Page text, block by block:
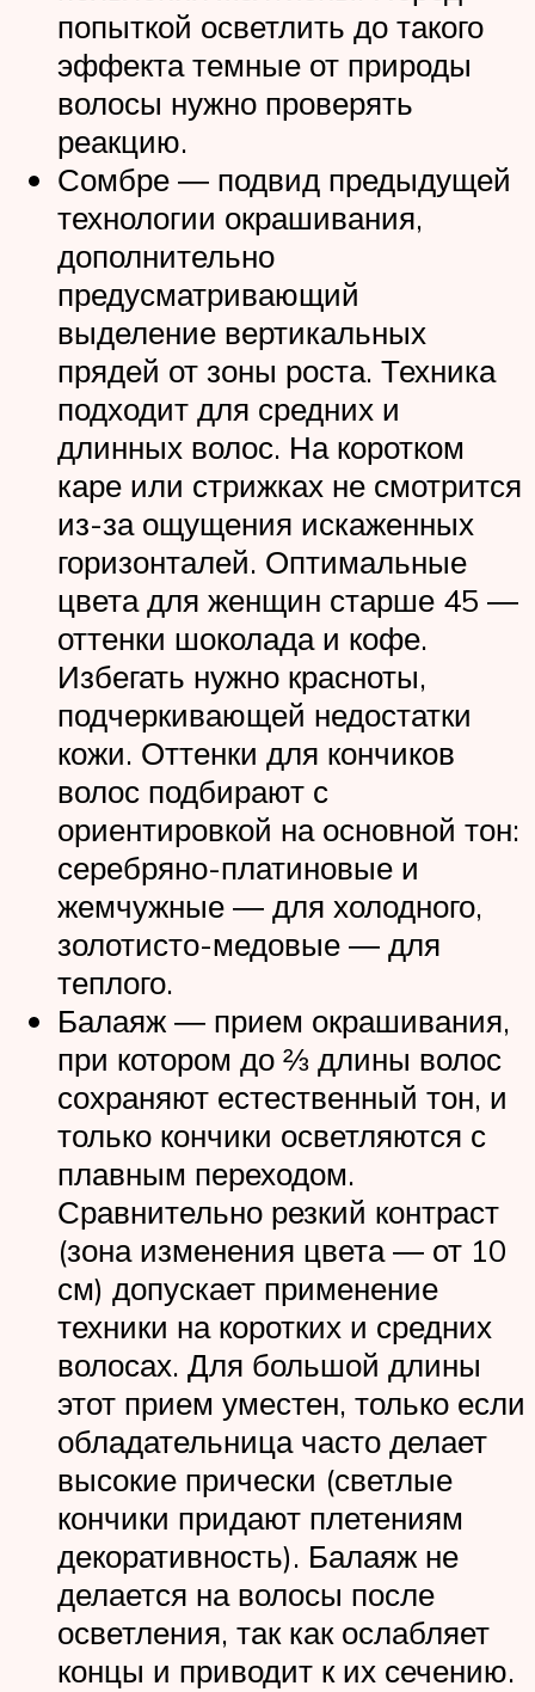
попыткой осветлить до такого
эффекта темные от природы
волосы нужно проверять
реакцию.
Сомбре ― подвид предыдущей
технологии окрашивания,
дополнительно
предусматривающий
выделение вертикальных
прядей от зоны роста. Техника
подходит для средних и
длинных волос. На коротком
каре или стрижках не смотрится
из-за ощущения искаженных
горизонталей. Оптимальные
цвета для женщин старше 45 ―
оттенки шоколада и кофе.
Избегать нужно красноты,
подчеркивающей недостатки
кожи. Оттенки для кончиков
волос подбирают с
ориентировкой на основной тон:
серебряно-платиновые и
жемчужные ― для холодного,
золотисто-медовые ― для
теплого.
Балаяж ― прием окрашивания,
при котором до ⅔ длины волос
сохраняют естественный тон, и
только кончики осветляются с
плавным переходом.
Сравнительно резкий контраст
(зона изменения цвета ― от 10
см) допускает применение
техники на коротких и средних
волосах. Для большой длины
этот прием уместен, только если
обладательница часто делает
высокие прически (светлые
кончики придают плетениям
декоративность). Балаяж не
делается на волосы после
осветления, так как ослабляет
концы и приводит к их сечению.